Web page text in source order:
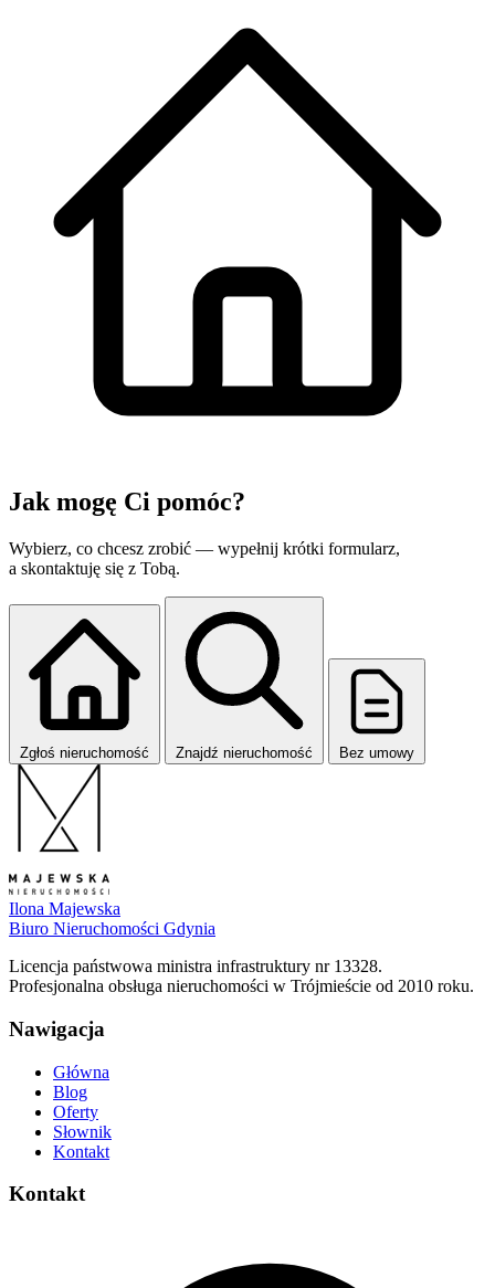
Jak mogę Ci pomóc?
Wybierz, co chcesz zrobić — wypełnij krótki formularz,
a skontaktuję się z Tobą.
Zgłoś nieruchomość Znajdź nieruchomość Bez umowy
Ilona Majewska
Biuro Nieruchomości Gdynia
Licencja państwowa ministra infrastruktury nr 13328.
Profesjonalna obsługa nieruchomości w Trójmieście od 2010 roku.
Nawigacja
Główna
Blog
Oferty
Słownik
Kontakt
Kontakt